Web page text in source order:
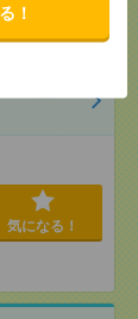
！
～無理
気になる！